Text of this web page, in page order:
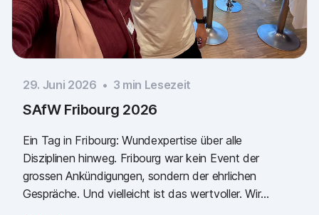
29. Juni 2026 • 3 min Lesezeit
SAfW Fribourg 2026
Ein Tag in Fribourg: Wundexpertise über alle
Disziplinen hinweg. Fribourg war kein Event der
grossen Ankündigungen, sondern der ehrlichen
Gespräche. Und vielleicht ist das wertvoller. Wir